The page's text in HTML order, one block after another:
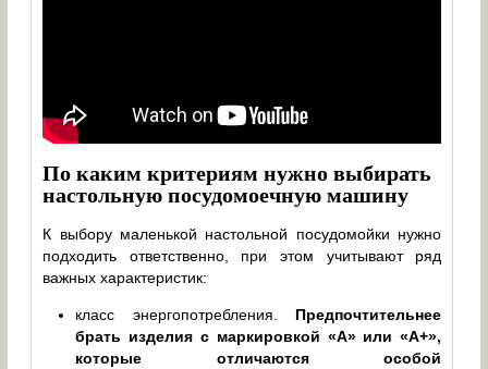
По каким критериям нужно выбирать
настольную посудомоечную машину
К выбору маленькой настольной посудомойки нужно
подходить ответственно, при этом учитывают ряд
важных характеристик:
класс энергопотребления. Предпочтительнее
брать изделия с маркировкой «А» или «А+»,
которые отличаются особой